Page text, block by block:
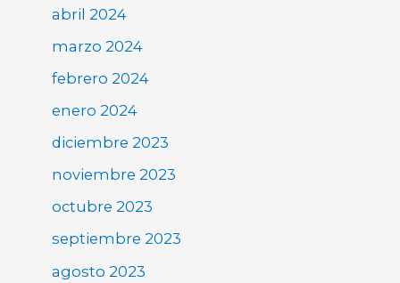
abril 2024
marzo 2024
febrero 2024
enero 2024
diciembre 2023
noviembre 2023
octubre 2023
septiembre 2023
agosto 2023